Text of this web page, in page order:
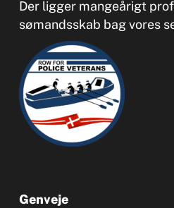
Der ligger mangeårigt
sømandsskab bag vores
Genveje